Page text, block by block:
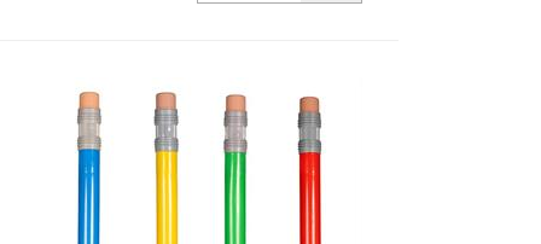
très facilement en cliquant sur l'image
correspondante pour accéder à la page
correspondante. Si vous avez besoin
d'informations supplémentaires, cliquez
sur l'image du produit. Vous serez alors
redirigé vers notre site web. Vous pouvez
également nous envoyer une demande